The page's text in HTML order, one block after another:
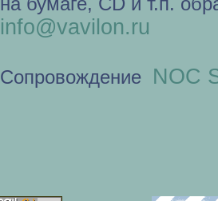
info@vavilon.ru
Сопровождение NOC